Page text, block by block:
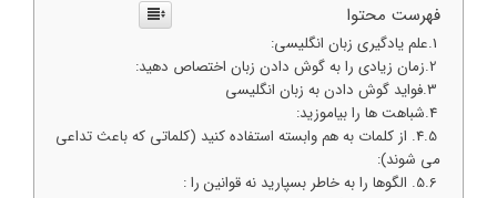
فهرست محتوا
علم یادگیری زبان انگلیسی:
زمان زیادی را به گوش دادن زبان اختصاص دهید:
فواید گوش دادن به زبان انگلیسی
شباهت ها را بیاموزید:
4. از کلمات به هم وابسته استفاده کنید (کلماتی که باعث تداعی
می شوند):
5. الگوها را به خاطر بسپارید نه قوانین را :